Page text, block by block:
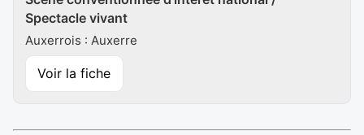
Spectacle vivant
Auxerrois : Auxerre
Voir la fiche